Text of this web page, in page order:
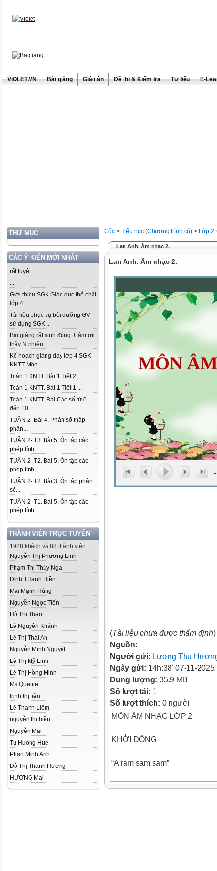
ViOLET.VN Bài giảng Giáo án Đề thi & Kiểm tra Tư liệu E-
THƯ MỤC
CÁC Ý KIẾN MỚI NHẤT
rất tuyệt...
...
Giới thiệu SGK Giáo dục thể chất
lớp 4...
Tài liệu phục vụ bồi dưỡng GV
sử dụng SGK...
Bài giảng rất sinh động. Cảm ơn
thầy N nhiều...
Kế hoạch giảng dạy lớp 4 SGK -
KNTT Môn...
Toán 1 KNTT. Bài 1 Tiết 2....
Toán 1 KNTT. Bài 1 Tiết 1....
Toán 1 KNTT. Bài Các số từ 0
đến 10...
TUẦN 2- Bài 4. Phân số thập
phân...
TUẦN 2- T3. Bài 5. Ôn tập các
phép tính...
TUẦN 2- T2. Bài 5. Ôn tập các
phép tính...
TUẦN 2- T2. Bài 3. Ôn tập phân
số...
TUẦN 2- T1. Bài 5. Ôn tập các
phép tính...
THÀNH VIÊN TRỰC TUYẾN
1928 khách và 88 thành viên
Nguyễn Thị Phương Linh
Phạm Thị Thúy Nga
Đinh THanh Hiền
Mai Mạnh Hùng
Nguyễn Ngọc Tiến
Hồ Thị Thao
Lê Nguyên Khánh
Lê Thị Thái An
Nguyễn Minh Nguyệt
Lê Thị Mỹ Linh
Lê Thị Hồng Minh
Ms Quenie
trịnh thị liên
Lê Thanh Liêm
nguyễn thị hiền
Nguyễn Mai
Tu Huong Hue
Phan Minh Anh
Đỗ Thị Thanh Hương
HƯƠNG Mai
Gốc > Tiểu học (Chương trình cũ) > Lớp 2
Lan Anh. Âm nhạc 2.
Lan Anh. Âm nhạc 2.
1
(Tài liệu chưa được thẩm định)
Nguồn:
Người gửi: Lương Thu
Ngày gửi: 14h:38' 07-11-2025
Dung lượng: 35.9 MB
Số lượt tải: 1
Số lượt thích: 0 người
MÔN ÂM NHẠC LỚP 2
KHỞI ĐỘNG
“A ram sam sam”